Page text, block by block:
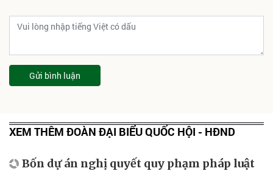
Gửi bình luận
XEM THÊM ĐOÀN ĐẠI BIỂU QUỐC HỘI - HĐND
Bốn dự án nghị quyết quy phạm pháp luật